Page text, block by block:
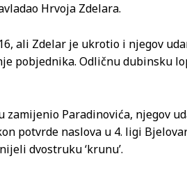
Hrvoja Zdelara.
ali Zdelar je ukrotio i njegov
pobjednika. Odličnu dubinsku
Paradinovića, njegov
potvrde naslova u 4. ligi
dvostruku ‘krunu’.